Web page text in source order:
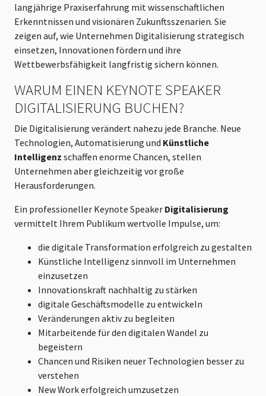
langjährige Praxiserfahrung mit wissenschaftlichen
Erkenntnissen und visionären Zukunftsszenarien. Sie
zeigen auf, wie Unternehmen Digitalisierung strategisch
einsetzen, Innovationen fördern und ihre
Wettbewerbsfähigkeit langfristig sichern können.
WARUM EINEN KEYNOTE SPEAKER
DIGITALISIERUNG BUCHEN?
Die Digitalisierung verändert nahezu jede Branche. Neue
Technologien, Automatisierung und Künstliche
Intelligenz schaffen enorme Chancen, stellen
Unternehmen aber gleichzeitig vor große
Herausforderungen.
Ein professioneller Keynote Speaker Digitalisierung
vermittelt Ihrem Publikum wertvolle Impulse, um:
die digitale Transformation erfolgreich zu gestalten
Künstliche Intelligenz sinnvoll im Unternehmen
einzusetzen
Innovationskraft nachhaltig zu stärken
digitale Geschäftsmodelle zu entwickeln
Veränderungen aktiv zu begleiten
Mitarbeitende für den digitalen Wandel zu
begeistern
Chancen und Risiken neuer Technologien besser zu
verstehen
New Work erfolgreich umzusetzen